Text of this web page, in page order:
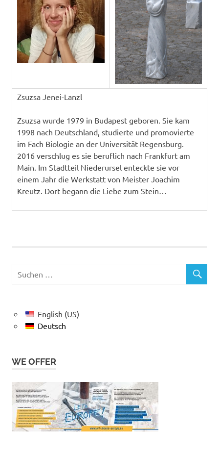
Zsuzsa Jenei-Lanzl
Zsuzsa wurde 1979 in Budapest geboren. Sie kam
1998 nach Deutschland, studierte und promovierte
im Fach Biologie an der Universität Regensburg.
2016 verschlug es sie beruflich nach Frankfurt am
Main. Im Stadtteil Niederursel enteckte sie vor
einem Jahr die Werkstatt von Meister Joachim
Kreutz. Dort begann die Liebe zum Stein…
English (US)
Deutsch
WE OFFER